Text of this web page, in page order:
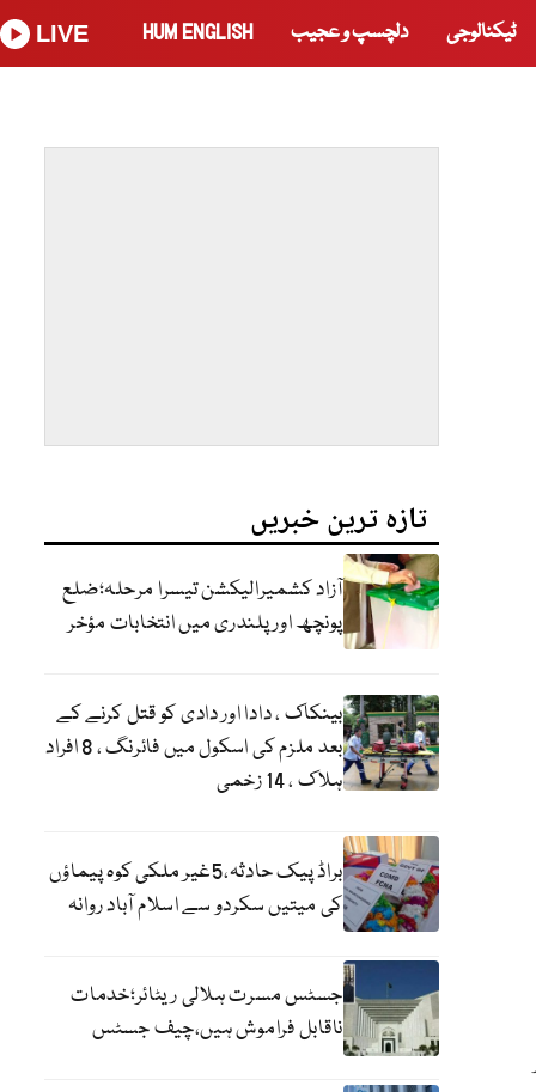
ٹیکنالوجی دلچسپ و عجیب HUM ENGLISH
LIVE
تازہ ترین خبریں
آزاد کشمیرالیکشن تیسرا مرحلہ؛ضلع
پونچھ اور پلندری میں انتخابات مؤخر
بینکاک ، دادا اور دادی کو قتل کرنے کے
بعد ملزم کی اسکول میں فائرنگ ، 8 افراد
ہلاک ، 14 زخمی
براڈ پیک حادثہ،5غیر ملکی کوہ پیماؤں
کی میتیں سکردو سے اسلام آباد روانہ
جسٹس مسرت ہلالی ریٹائر؛خدمات
ناقابل فراموش ہیں،چیف جسٹس